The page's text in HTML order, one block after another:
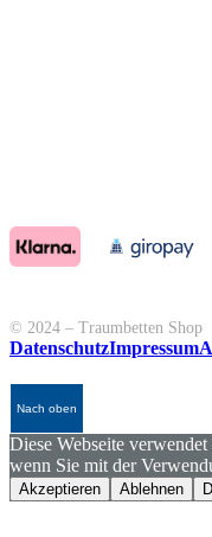
© 2024 – Traumbetten Shop
DatenschutzImpressum
Nach oben
Diese Webseite
wenn Sie mit der
Akzeptieren Ablehnen